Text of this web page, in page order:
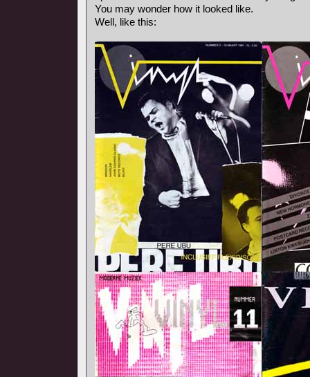
You may wonder how it looked like.
Well, like this: